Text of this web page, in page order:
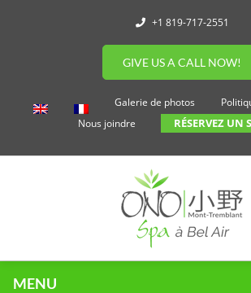
+1 819-717-2551
GIVE US A CALL NOW!
Galerie de photos
Nous joindre
RÉSERVEZ UN
MENU